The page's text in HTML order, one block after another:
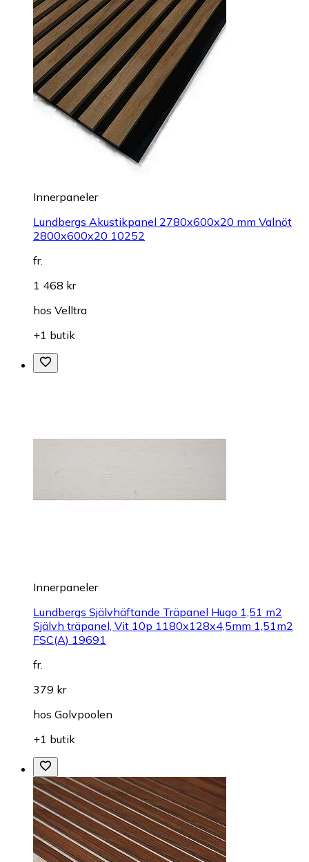
Innerpaneler
Lundbergs Akustikpanel 2780x600x20 mm Valnöt
2800x600x20 10252
fr.
1 468 kr
hos Velltra
+1 butik
Innerpaneler
Lundbergs Självhäftande Träpanel Hugo 1,51 m2
Självh träpanel, Vit 10p 1180x128x4,5mm 1,51m2
FSC(A) 19691
fr.
379 kr
hos Golvpoolen
+1 butik